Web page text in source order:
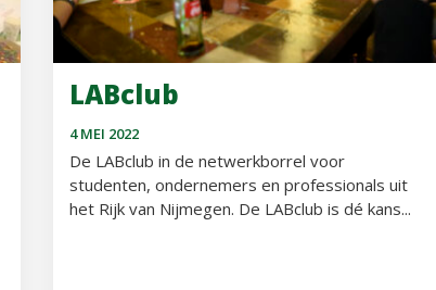
LABclub
4 MEI 2022
De LABclub in de netwerkborrel voor
studenten, ondernemers en professionals uit
het Rijk van Nijmegen. De LABclub is dé kans...